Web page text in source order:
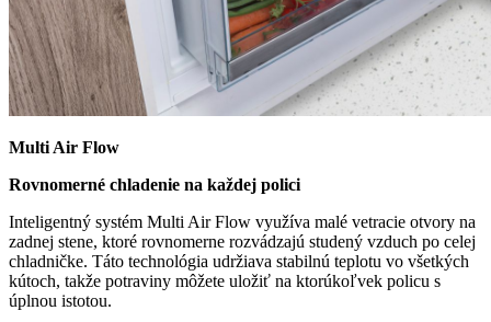
Multi Air Flow
Rovnomerné chladenie na každej polici
Inteligentný systém Multi Air Flow využíva malé vetracie otvory na
zadnej stene, ktoré rovnomerne rozvádzajú studený vzduch po celej
chladničke. Táto technológia udržiava stabilnú teplotu vo všetkých
kútoch, takže potraviny môžete uložiť na ktorúkoľvek policu s
úplnou istotou.